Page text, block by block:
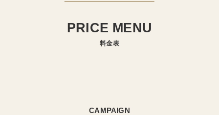
PRICE MENU
料金表
CAMPAIGN